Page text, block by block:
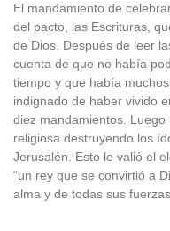
El mandamiento de
del pacto, las Escrituras,
de Dios. Después de leer
cuenta de que no había
tiempo y que había
indignado de haber vivido
diez mandamientos.
religiosa destruyendo los
Jerusalén. Esto le valió el
“un rey que se convirtió a
alma y de todas sus